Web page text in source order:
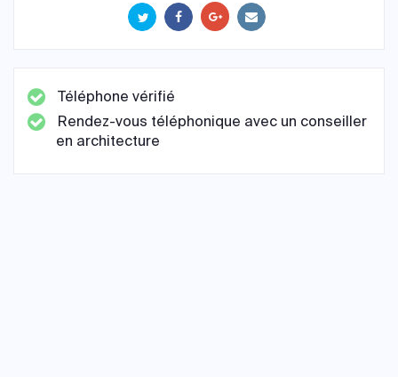
Téléphone vérifié
Rendez-vous téléphonique avec un conseiller
en architecture